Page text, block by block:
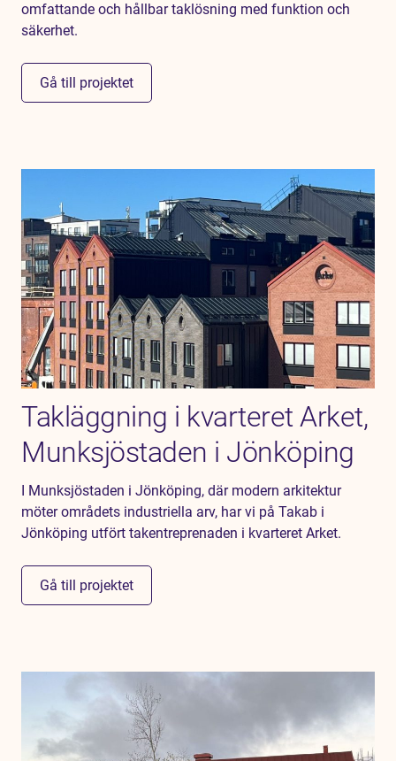
omfattande och hållbar taklösning med funktion och
säkerhet.
Gå till projektet
Takläggning i kvarteret Arket,
Munksjöstaden i Jönköping
I Munksjöstaden i Jönköping, där modern arkitektur
möter områdets industriella arv, har vi på Takab i
Jönköping utfört takentreprenaden i kvarteret Arket.
Gå till projektet